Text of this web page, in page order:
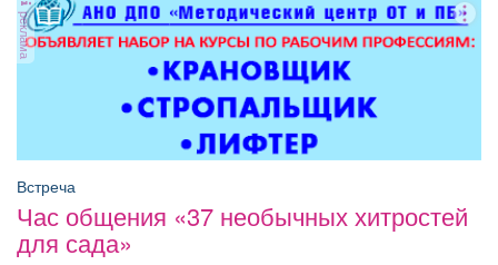
Афиша Обучение Проекты
реклама
Встреча
Час общения «37 необычных хитростей
для сада»